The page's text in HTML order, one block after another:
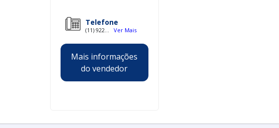
Telefone
(11) 922... Ver Mais
Mais informações
do vendedor